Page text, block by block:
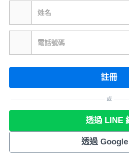
姓名
電話號碼
註冊
或
透過 LINE
透過